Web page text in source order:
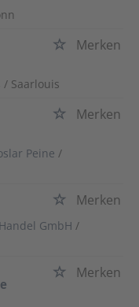
Merken
/ Saarlouis
Merken
Peine /
Merken
GmbH /
Merken